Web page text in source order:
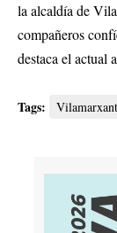
la alcaldía de
compañeros
destaca el actual
Tags: Vilamarxant